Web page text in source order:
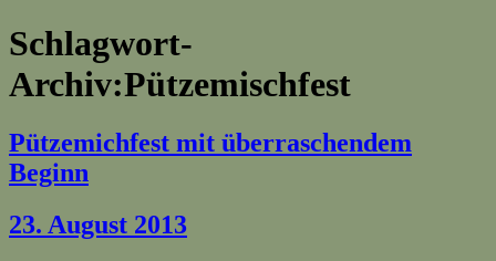
Schlagwort-
Archiv:Pützemischfest
Pützemichfest mit überraschendem
Beginn
23. August 2013